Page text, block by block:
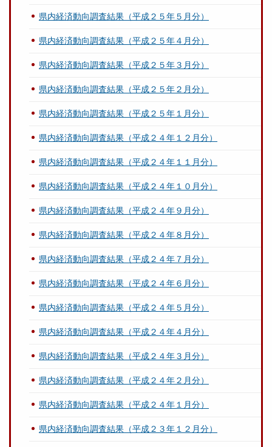
県内経済動向調査結果（平成２５年５月分）
県内経済動向調査結果（平成２５年４月分）
県内経済動向調査結果（平成２５年３月分）
県内経済動向調査結果（平成２５年２月分）
県内経済動向調査結果（平成２５年１月分）
県内経済動向調査結果（平成２４年１２月分）
県内経済動向調査結果（平成２４年１１月分）
県内経済動向調査結果（平成２４年１０月分）
県内経済動向調査結果（平成２４年９月分）
県内経済動向調査結果（平成２４年８月分）
県内経済動向調査結果（平成２４年７月分）
県内経済動向調査結果（平成２４年６月分）
県内経済動向調査結果（平成２４年５月分）
県内経済動向調査結果（平成２４年４月分）
県内経済動向調査結果（平成２４年３月分）
県内経済動向調査結果（平成２４年２月分）
県内経済動向調査結果（平成２４年１月分）
県内経済動向調査結果（平成２３年１２月分）